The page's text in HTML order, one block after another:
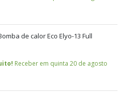
de calor Eco Elyo-13 Full
Receber em quinta 20 de agosto